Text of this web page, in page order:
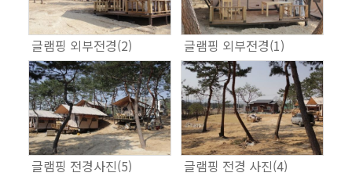
글램핑 외부전경(2) 글램핑 외부전경(1)
글램핑 전경사진(5) 글램핑 전경 사진(4)